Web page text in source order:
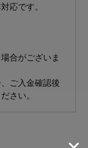
応です。
合がございま
ご入金確認後
さい。